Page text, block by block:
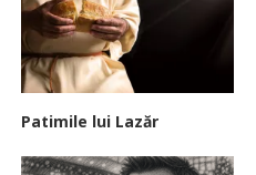
Patimile lui Lazăr